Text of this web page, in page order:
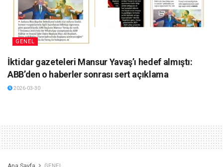
GENEL
İktidar gazeteleri Mansur Yavaş’ı hedef almıştı:
ABB’den o haberler sonrası sert açıklama
2026-03-30